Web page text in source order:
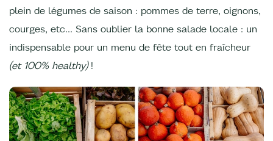
plein de légumes de saison : pommes de terre, oignons,
courges, etc... Sans oublier la bonne salade locale : un
indispensable pour un menu de fête tout en fraîcheur
(et 100% healthy)!